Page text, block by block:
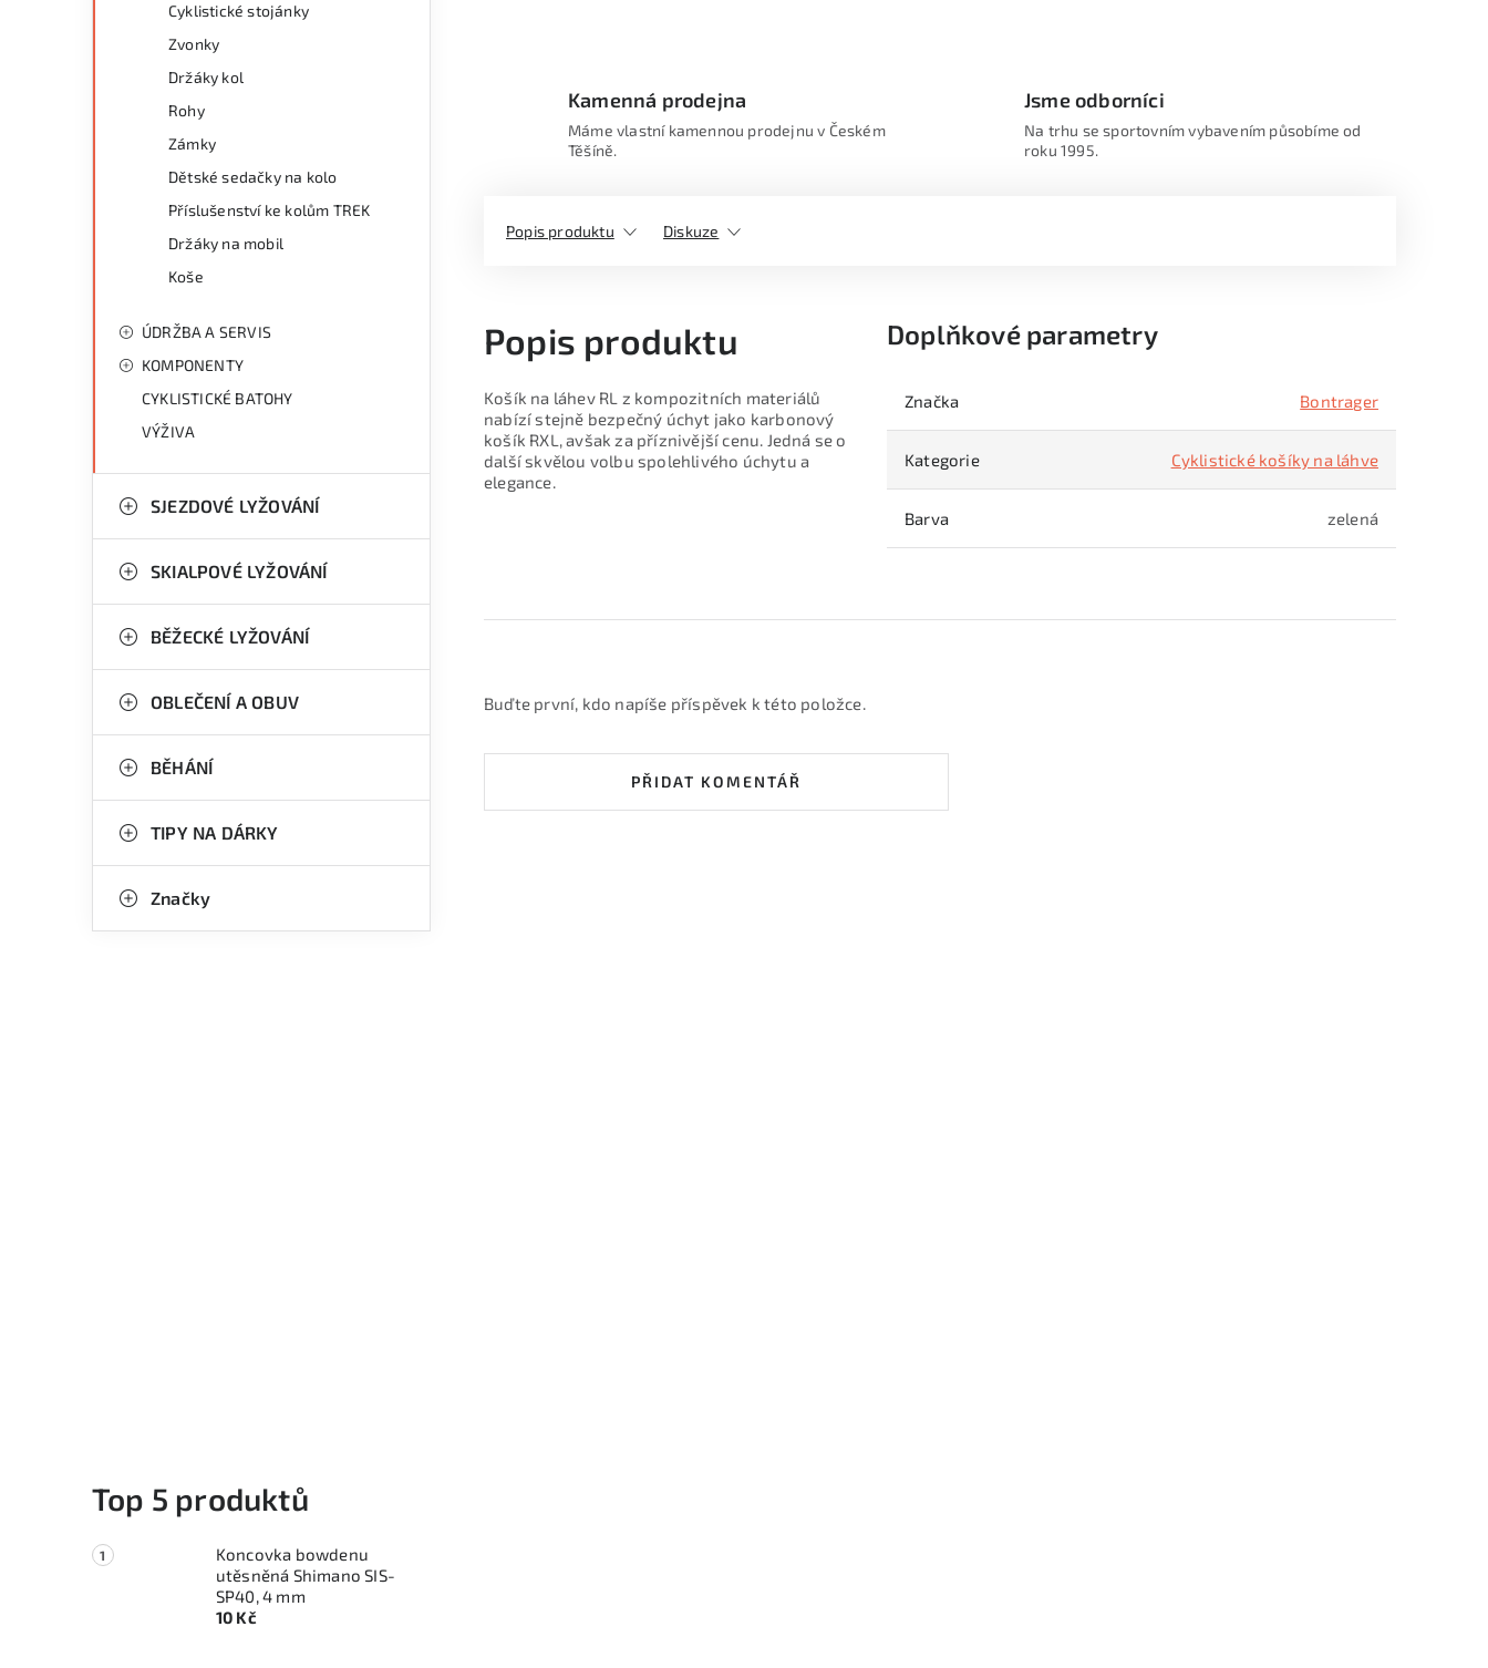
Cyklistické stojánky
Zvonky
Držáky kol
Rohy
Zámky
Dětské sedačky na kolo
Příslušenství ke kolům TREK
Držáky na mobil
Koše
ÚDRŽBA A SERVIS
KOMPONENTY
CYKLISTICKÉ BATOHY
VÝŽIVA
SJEZDOVÉ LYŽOVÁNÍ
SKIALPOVÉ LYŽOVÁNÍ
BĚŽECKÉ LYŽOVÁNÍ
OBLEČENÍ A OBUV
BĚHÁNÍ
TIPY NA DÁRKY
Značky
Top 5 produktů
Koncovka bowdenu
utěsněná Shimano SIS-
SP40, 4 mm
10 Kč
Kamenná prodejna
Máme vlastní kamennou prodejnu v Českém
Těšíně.
Jsme odborníci
Na trhu se sportovním vybavením působíme od
roku 1995.
Popis produktu Diskuze
Popis produktu
Košík na láhev RL z kompozitních materiálů
nabízí stejně bezpečný úchyt jako karbonový
košík RXL, avšak za příznivější cenu. Jedná se o
další skvělou volbu spolehlivého úchytu a
elegance.
Doplňkové parametry
Značka Bontrager
Kategorie Cyklistické košíky na láhve
Barva zelená
Buďte první, kdo napíše příspěvek k této položce.
PŘIDAT KOMENTÁŘ